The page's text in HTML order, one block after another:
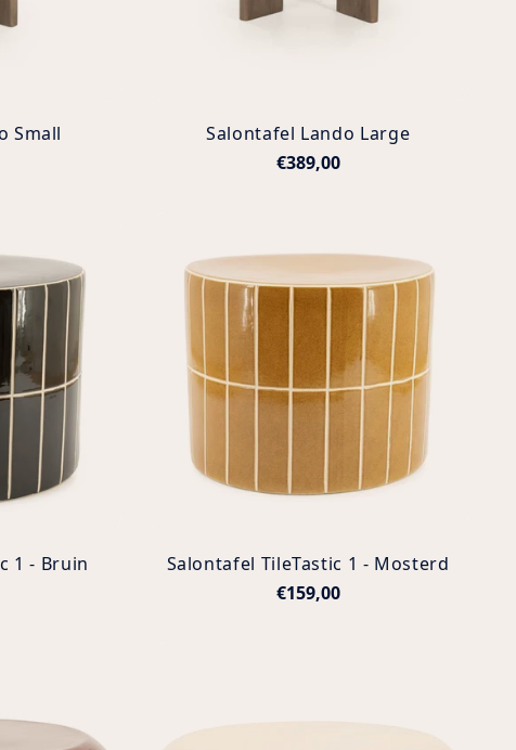
Small
Salontafel Lando Large
€389,00
1 - Bruin
Salontafel TileTastic 1 - Mosterd
€159,00